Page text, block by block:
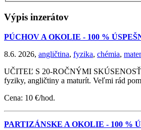
Výpis inzerátov
PÚCHOV A OKOLIE - 100 %
8.6. 2026, angličtina, fyzika, chémia,
UČITEĽ S 20-ROČNÝMI
fyziky, angličtiny a maturít. Veľmi rád
Cena: 10 €/hod.
PARTIZÁNSKE A OKOLIE - 100 %